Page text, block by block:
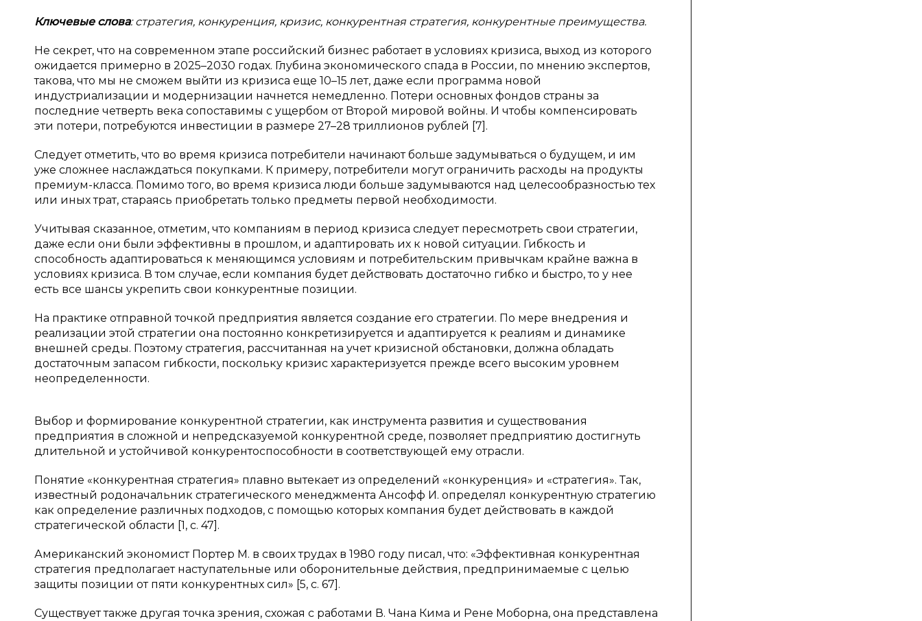
Ключевые слова: стратегия, конкуренция, кризис, конкурентная стратегия, конкурентные преимущества.
Не секрет, что на современном этапе российский бизнес работает в условиях кризиса, выход из которого
ожидается примерно в 2025–2030 годах. Глубина экономического спада в России, по мнению экспертов,
такова, что мы не сможем выйти из кризиса еще 10–15 лет, даже если программа новой
индустриализации и модернизации начнется немедленно. Потери основных фондов страны за
последние четверть века сопоставимы с ущербом от Второй мировой войны. И чтобы компенсировать
эти потери, потребуются инвестиции в размере 27–28 триллионов рублей [7].
Следует отметить, что во время кризиса потребители начинают больше задумываться о будущем, и им
уже сложнее наслаждаться покупками. К примеру, потребители могут ограничить расходы на продукты
премиум-класса. Помимо того, во время кризиса люди больше задумываются над целесообразностью тех
или иных трат, стараясь приобретать только предметы первой необходимости.
Учитывая сказанное, отметим, что компаниям в период кризиса следует пересмотреть свои стратегии,
даже если они были эффективны в прошлом, и адаптировать их к новой ситуации. Гибкость и
способность адаптироваться к меняющимся условиям и потребительским привычкам крайне важна в
условиях кризиса. В том случае, если компания будет действовать достаточно гибко и быстро, то у нее
есть все шансы укрепить свои конкурентные позиции.
На практике отправной точкой предприятия является создание его стратегии. По мере внедрения и
реализации этой стратегии она постоянно конкретизируется и адаптируется к реалиям и динамике
внешней среды. Поэтому стратегия, рассчитанная на учет кризисной обстановки, должна обладать
достаточным запасом гибкости, поскольку кризис характеризуется прежде всего высоким уровнем
неопределенности.
Выбор и формирование конкурентной стратегии, как инструмента развития и существования
предприятия в сложной и непредсказуемой конкурентной среде, позволяет предприятию достигнуть
длительной и устойчивой конкурентоспособности в соответствующей ему отрасли.
Понятие «конкурентная стратегия» плавно вытекает из определений «конкуренция» и «стратегия». Так,
известный родоначальник стратегического менеджмента Ансофф И. определял конкурентную стратегию
как определение различных подходов, с помощью которых компания будет действовать в каждой
стратегической области [1, c. 47].
Американский экономист Портер М. в своих трудах в 1980 году писал, что: «Эффективная конкурентная
стратегия предполагает наступательные или оборонительные действия, предпринимаемые с целью
защиты позиции от пяти конкурентных сил» [5, c. 67].
Существует также другая точка зрения, схожая с работами В. Чана Кима и Рене Моборна, она представлена